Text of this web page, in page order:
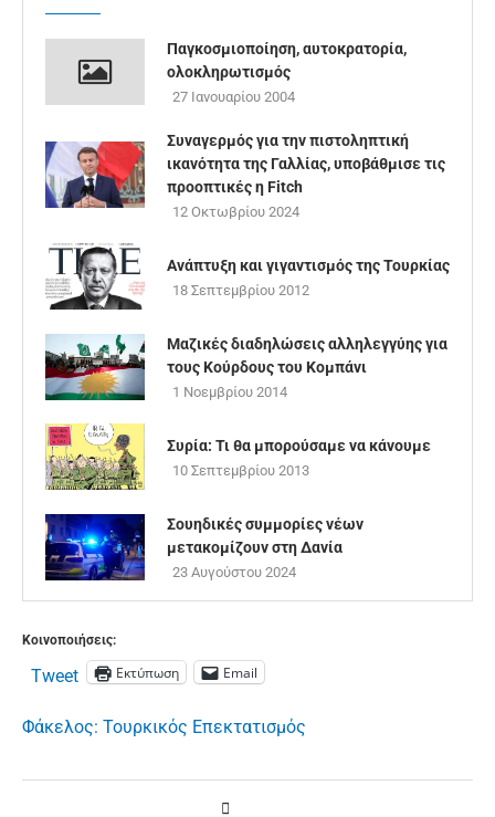
Παγκοσμιοποίηση, αυτοκρατορία,
ολοκληρωτισμός
27 Ιανουαρίου 2004
Συναγερμός για την πιστοληπτική
ικανότητα της Γαλλίας, υποβάθμισε τις
προοπτικές η Fitch
12 Οκτωβρίου 2024
Ανάπτυξη και γιγαντισμός της Τουρκίας
18 Σεπτεμβρίου 2012
Μαζικές διαδηλώσεις αλληλεγγύης για
τους Κούρδους του Κομπάνι
1 Νοεμβρίου 2014
Συρία: Τι θα μπορούσαμε να κάνουμε
10 Σεπτεμβρίου 2013
Σουηδικές συμμορίες νέων
μετακομίζουν στη Δανία
23 Αυγούστου 2024
Κοινοποιήσεις:
Tweet Εκτύπωση Email
Φάκελος: Τουρκικός Επεκτατισμός